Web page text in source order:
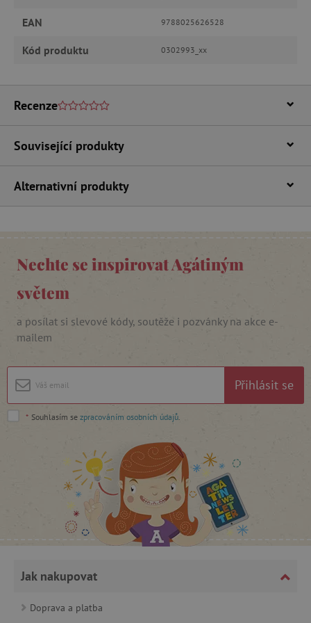
EAN 9788025626528
Kód produktu 0302993_xx
Recenze
Související produkty
Alternativní produkty
Nechte se inspirovat Agátiným
světem
a posílat si slevové kódy, soutěže i pozvánky na akce e-
mailem
Přihlásit se
* Souhlasím se zpracováním osobních údajů
Jak nakupovat
Doprava a platba
Nezbytně nutné soubory cookie umožňují
cookie správně používat.
Název
__cf_bm
.vimeo.com
cjConsent .agatinsvet.cz
CookieScriptConsent